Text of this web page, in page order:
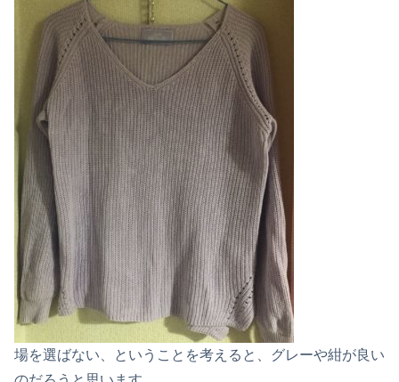
場を選ばない、ということを考えると、グレーや紺が良い